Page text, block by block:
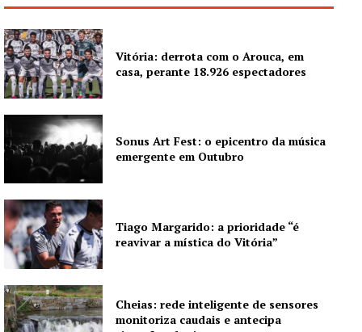
Vitória: derrota com o Arouca, em
casa, perante 18.926 espectadores
Sonus Art Fest: o epicentro da música
emergente em Outubro
Tiago Margarido: a prioridade “é
reavivar a mística do Vitória”
Cheias: rede inteligente de sensores
monitoriza caudais e antecipa